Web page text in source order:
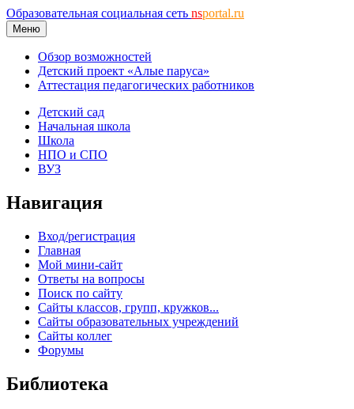
Образовательная социальная сеть nsportal.ru
Меню
Обзор возможностей
Детский проект «Алые паруса»
Аттестация педагогических работников
Детский сад
Начальная школа
Школа
НПО и СПО
ВУЗ
Навигация
Вход/регистрация
Главная
Мой мини-сайт
Ответы на вопросы
Поиск по сайту
Сайты классов, групп, кружков...
Сайты образовательных учреждений
Сайты коллег
Форумы
Библиотека